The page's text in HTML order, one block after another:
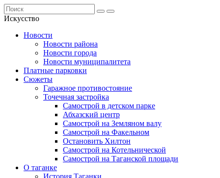
Искусство
Новости
Новости района
Новости города
Новости муниципалитета
Платные парковки
Сюжеты
Гаражное противостояние
Точечная застройка
Самострой в детском парке
Абхазский центр
Самострой на Земляном валу
Самострой на Факельном
Остановить Хилтон
Самострой на Котельнической
Самострой на Таганской площади
О таганке
История Таганки